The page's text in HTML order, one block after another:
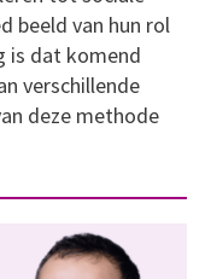
beeld van hun rol
is dat komend
verschillende
deze methode